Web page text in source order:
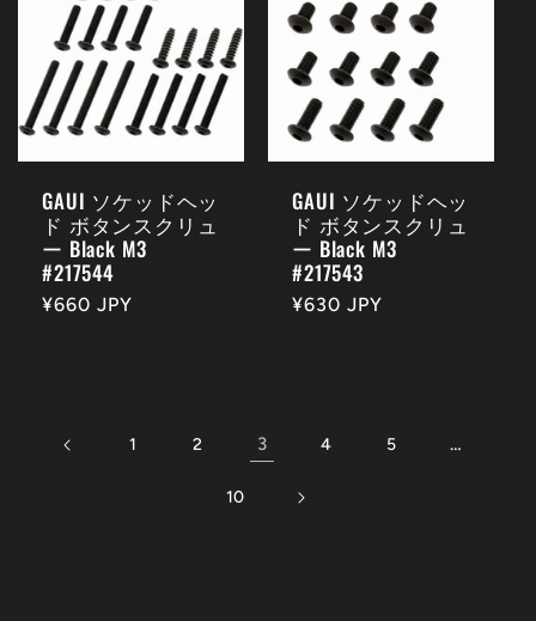
GAUI ソケッドヘッ
ド ボタンスクリュ
ー Black M3
#217544
Regular
¥660 JPY
GAUI ソケッドヘッ
ド ボタンスクリュ
ー Black M3
#217543
Regular
¥630 JPY
1 2 3 4 5 …
10